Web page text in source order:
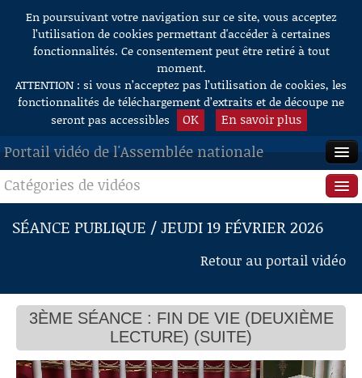
Aller au contenu
En poursuivant votre navigation sur ce site, vous acceptez
l’utilisation de cookies permettant d'accéder à certaines
fonctionnalités. Ce consentement peut être retiré à tout
moment.
ATTENTION : si vous n’acceptez pas l’utilisation de cookies, les
fonctionnalités de téléchargement d’extraits et de découpe ne
seront pas accessibles
OK En savoir plus
Portail vidéo de l'Assemblée nationale
ACCUEIL
EN DIRECT
RECHERCHE
AIDE À LA DÉCOUPE
DE VIDÉOS
Catégories de vidéos
Séance publique
Questions au Gouvernement
Commissions
Présidence
Évènements
SÉANCE PUBLIQUE / JEUDI 19 FÉVRIER 2026
Retour au portail vidéo
3ÈME SÉANCE : FIN DE VIE (DEUXIÈME
LECTURE) (SUITE)